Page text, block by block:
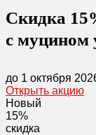
Скидка
с муцином
до 1 октября
Открыть акцию
Новый
15%
скидка